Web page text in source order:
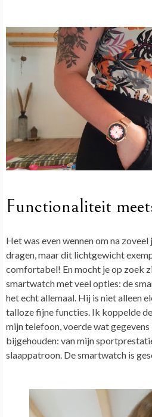
Functionaliteit
Het was even wennen om na
dragen, maar dit lichtgewicht
comfortabel! En mocht je op zoek
smartwatch met veel opties: de
het echt allemaal. Hij is niet alleen
talloze fijne functies. Ik koppelde
mijn telefoon, voerde wat gegevens
bijgehouden: van mijn
slaappatroon. De smartwatch is